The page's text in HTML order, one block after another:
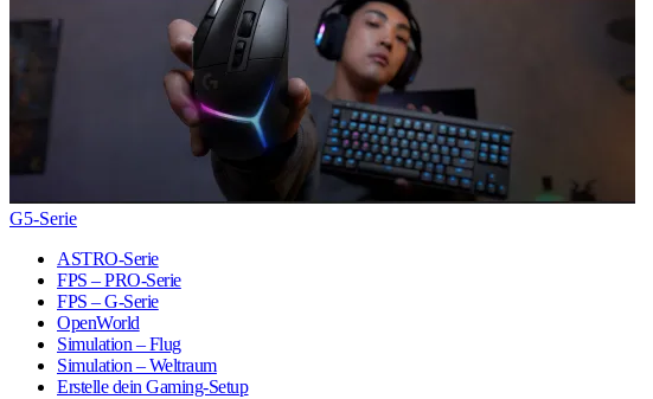
G5-Serie
ASTRO-Serie
FPS – PRO-Serie
FPS – G-Serie
OpenWorld
Simulation – Flug
Simulation – Weltraum
Erstelle dein Gaming-Setup